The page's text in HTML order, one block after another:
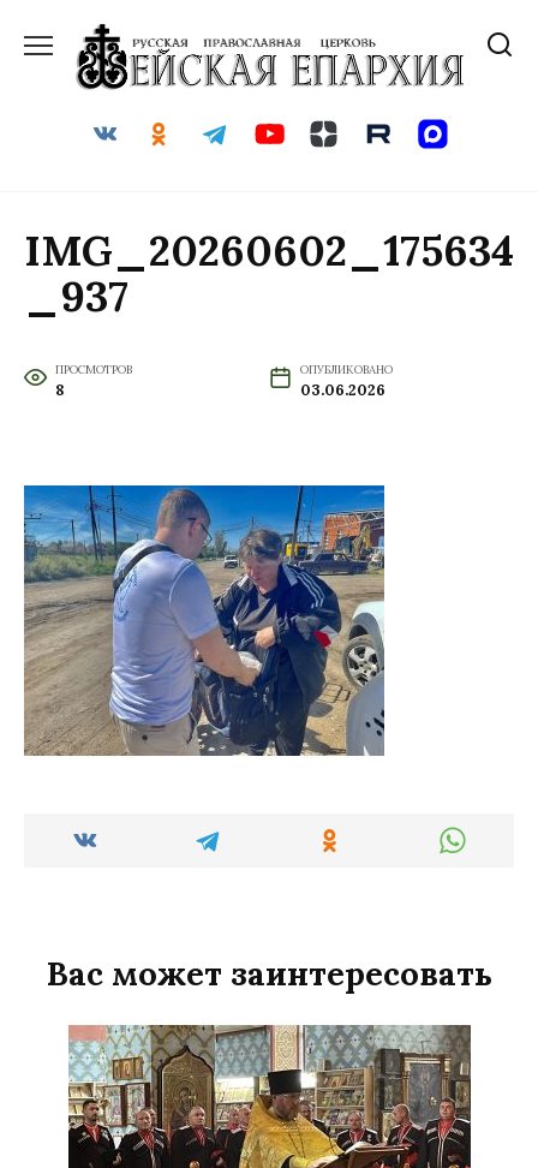
содержанию
IMG_20260602_175634
_937
ПРОСМОТРОВ
8
ОПУБЛИКОВАНО
03.06.2026
Вас может заинтересовать